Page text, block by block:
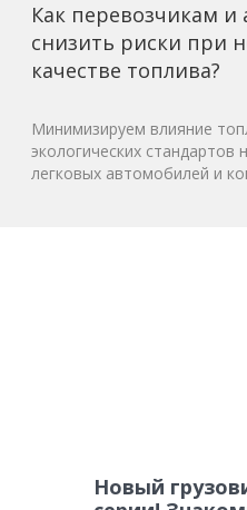
Как перевозчикам и
снизить риски при
качестве топлива?
Минимизируем влияние
экологических
легковых автомобилей и
Новый